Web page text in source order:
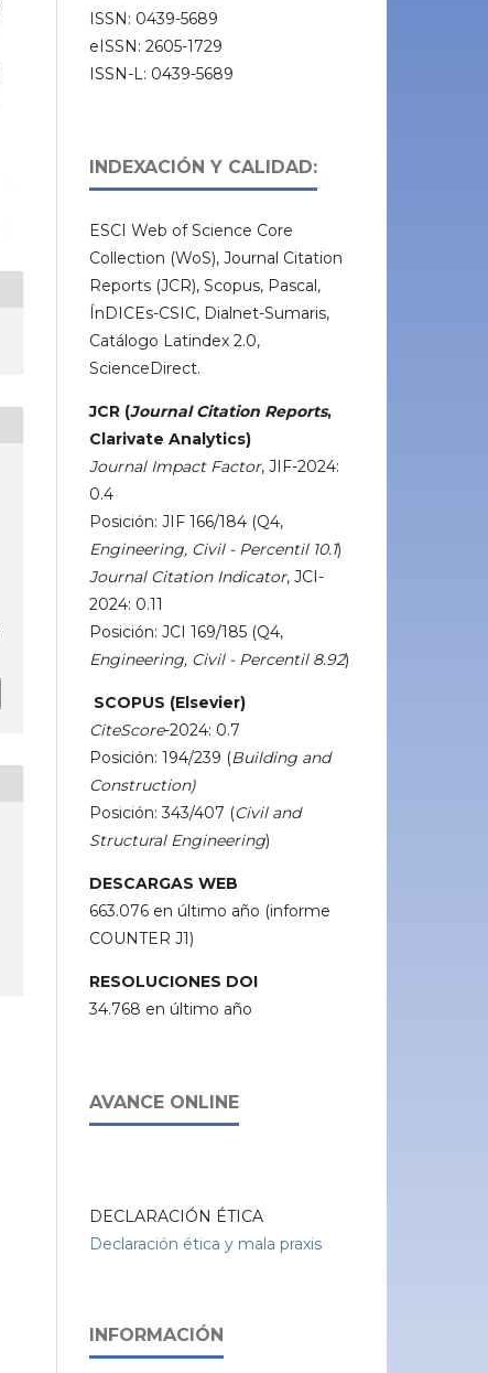
ISSN: 0439-5689
eISSN: 2605-1729
ISSN-L: 0439-5689
INDEXACIÓN Y CALIDAD:
ESCI Web of Science Core
Collection (WoS), Journal Citation
Reports (JCR), Scopus, Pascal,
ÍnDICEs-CSIC, Dialnet-Sumaris,
Catálogo Latindex 2.0,
ScienceDirect.
JCR (Journal Citation Reports,
Clarivate Analytics)
Journal Impact Factor, JIF-2024:
0.4
Posición: JIF 166/184 (Q4,
Engineering, Civil - Percentil 10.1)
Journal Citation Indicator, JCI-
2024: 0.11
Posición: JCI 169/185 (Q4,
Engineering, Civil - Percentil 8.92)
SCOPUS (Elsevier)
CiteScore-2024: 0.7
Posición: 194/239 (Building and
Construction)
Posición: 343/407 (Civil and
Structural Engineering)
DESCARGAS WEB
663.076 en último año (informe
COUNTER J1)
RESOLUCIONES DOI
34.768 en último año
AVANCE ONLINE
DECLARACIÓN ÉTICA
Declaración ética y mala praxis
INFORMACIÓN